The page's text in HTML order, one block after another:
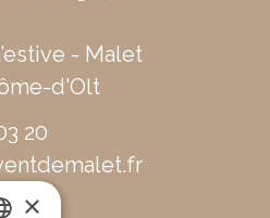
- Malet
d'Olt
20
×